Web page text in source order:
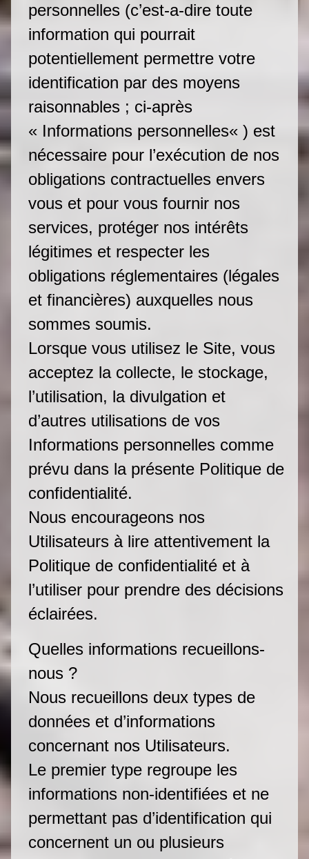
personnelles (c’est-a-dire toute
information qui pourrait
potentiellement permettre votre
identification par des moyens
raisonnables ; ci-après
« Informations personnelles« ) est
nécessaire pour l’exécution de nos
obligations contractuelles envers
vous et pour vous fournir nos
services, protéger nos intérêts
légitimes et respecter les
obligations réglementaires (légales
et financières) auxquelles nous
sommes soumis.
Lorsque vous utilisez le Site, vous
acceptez la collecte, le stockage,
l’utilisation, la divulgation et
d’autres utilisations de vos
Informations personnelles comme
prévu dans la présente Politique de
confidentialité.
Nous encourageons nos
Utilisateurs à lire attentivement la
Politique de confidentialité et à
l’utiliser pour prendre des décisions
éclairées.
Quelles informations recueillons-
nous ?
Nous recueillons deux types de
données et d’informations
concernant nos Utilisateurs.
Le premier type regroupe les
informations non-identifiées et ne
permettant pas d’identification qui
concernent un ou plusieurs